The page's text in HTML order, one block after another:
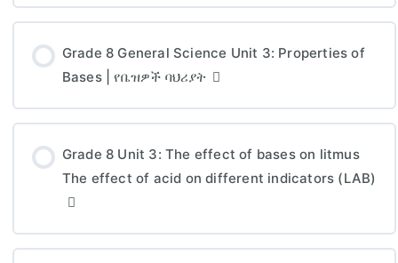
Grade 8 General Science Unit 3: Properties of
Bases | የቤዝዎች ባህሪያት
Grade 8 Unit 3: The effect of bases on litmus
The effect of acid on different indicators (LAB)